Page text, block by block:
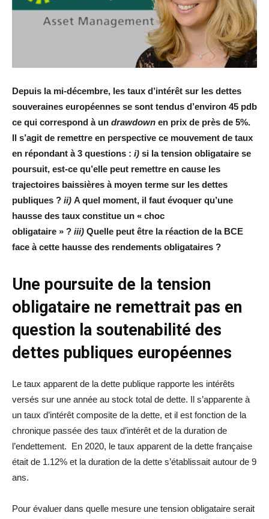
Depuis la mi-décembre, les taux d’intérêt sur les dettes
souveraines européennes se sont tendus d’environ 45 pdb
ce qui correspond à un drawdown en prix de près de 5%.
Il s’agit de remettre en perspective ce mouvement de taux
en répondant à 3 questions : i) si la tension obligataire se
poursuit, est-ce qu’elle peut remettre en cause les
trajectoires baissières à moyen terme sur les dettes
publiques ? ii) A quel moment, il faut évoquer qu’une
hausse des taux constitue un « choc
obligataire » ? iii) Quelle peut être la réaction de la BCE
face à cette hausse des rendements obligataires ?
Une poursuite de la tension
obligataire ne remettrait pas en
question la soutenabilité des
dettes publiques européennes
Le taux apparent de la dette publique rapporte les intérêts
versés sur une année au stock total de dette. Il s’apparente à
un taux d’intérêt composite de la dette, et il est fonction de la
chronique passée des taux d’intérêt et de la duration de
l’endettement. En 2020, le taux apparent de la dette française
était de 1.12% et la duration de la dette s’établissait autour de 9
ans.
Pour évaluer dans quelle mesure une tension obligataire serait